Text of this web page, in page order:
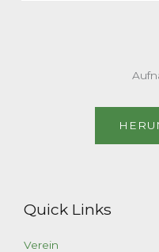
Quick Links
Verein